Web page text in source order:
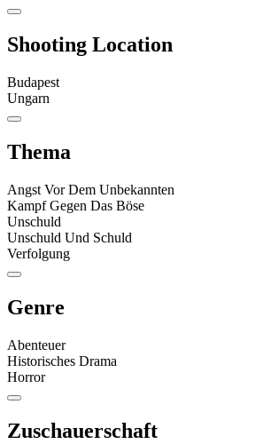
Shooting Location
Budapest
Ungarn
Thema
Angst Vor Dem Unbekannten
Kampf Gegen Das Böse
Unschuld
Unschuld Und Schuld
Verfolgung
Genre
Abenteuer
Historisches Drama
Horror
Zuschauerschaft